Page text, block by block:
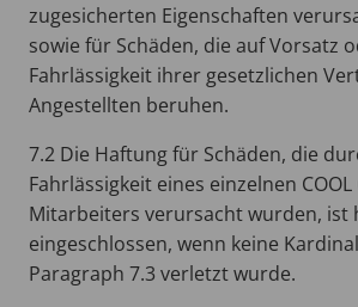
zugesicherten Eigenschaften
sowie für Schäden, die auf Vorsatz
Fahrlässigkeit ihrer gesetzlichen
Angestellten beruhen.
7.2 Die Haftung für Schäden, die
Fahrlässigkeit eines einzelnen COOL
Mitarbeiters verursacht wurden, ist
eingeschlossen, wenn keine
Paragraph 7.3 verletzt wurde.